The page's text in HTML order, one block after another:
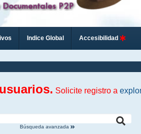
Indice Global Accesibilidad
Solicite registro a
Búsqueda avanzada